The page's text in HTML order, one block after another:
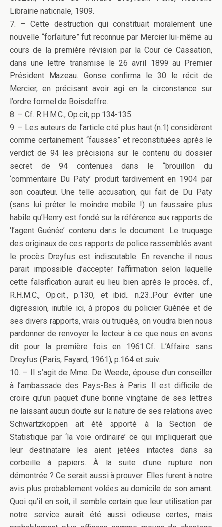
Librairie nationale, 1909.
7. – Cette destruction qui constituait moralement une
nouvelle “forfaiture” fut reconnue par Mercier lui-même au
cours de la première révision par la Cour de Cassation,
dans une lettre transmise le 26 avril 1899 au Premier
Président Mazeau. Gonse confirma le 30 le récit de
Mercier, en précisant avoir agi en la circonstance sur
l’ordre formel de Boisdeffre.
8. – Cf. R.H.M.C., Op.cit, pp.134-135.
9. – Les auteurs de l’article cité plus haut (n.1) considèrent
comme certainement “fausses” et reconstituées après le
verdict de 94 les précisions sur le contenu du dossier
secret de 94 contenues dans le “brouillon du
‘commentaire Du Paty’ produit tardivement en 1904 par
son coauteur. Une telle accusation, qui fait de Du Paty
(sans lui prêter le moindre mobile !) un faussaire plus
habile qu’Henry est fondé sur la référence aux rapports de
‘l’agent Guénée’ contenu dans le document. Le truquage
des originaux de ces rapports de police rassemblés avant
le procès Dreyfus est indiscutable. En revanche il nous
parait impossible d’accepter l’affirmation selon laquelle
cette falsification aurait eu lieu bien après le procès. cf.,
R.H.M.C., Op.cit., p.130, et ibid.. n.23..Pour éviter une
digression, inutile ici, à propos du policier Guénée et de
ses divers rapports, vrais ou truqués, on voudra bien nous
pardonner de renvoyer le lecteur à ce que nous en avons
dit pour la première fois en 1961.Cf. L’Affaire sans
Dreyfus (Paris, Fayard, 1961), p.164 et suiv.
10. – Il s’agit de Mme. De Weede, épouse d’un conseiller
à l’ambassade des Pays-Bas à Paris. Il est difficile de
croire qu’un paquet d’une bonne vingtaine de ses lettres
ne laissant aucun doute sur la nature de ses relations avec
Schwartzkoppen ait été apporté à la Section de
Statistique par ‘la voie ordinaire’ ce qui impliquerait que
leur destinataire les aient jetées intactes dans sa
corbeille à papiers. À la suite d’une rupture non
démontrée ? Ce serait aussi à prouver. Elles furent à notre
avis plus probablement volées au domicile de son amant.
Quoi qu’il en soit, il semble certain que leur utilisation par
notre service aurait été aussi odieuse certes, mais